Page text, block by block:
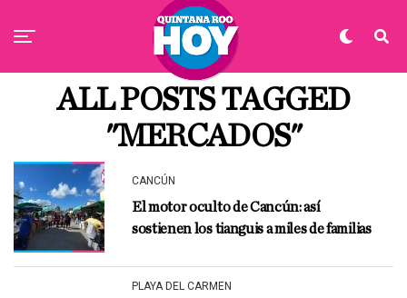
ALL POSTS TAGGED
"MERCADOS"
CANCÚN
El motor oculto de Cancún: así
sostienen los tianguis a miles de familias
PLAYA DEL CARMEN